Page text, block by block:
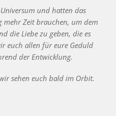
und hatten das
mehr Zeit brauchen, um dem
die Liebe zu geben, die es
euch allen für eure Geduld
der Entwicklung.
sehen euch bald im Orbit.